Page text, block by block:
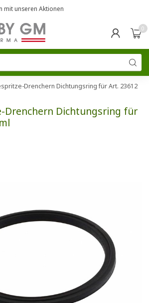
mit unseren Aktionen
0
Drenchern Dichtungsring für Art. 23612
Drenchern Dichtungsring für